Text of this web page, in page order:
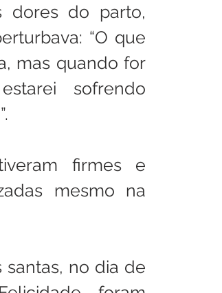
dores do parto,
“O que
mas quando for
sofrendo
firmes e
mesmo na
santas, no dia de